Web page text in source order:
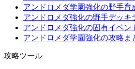
アンドロメダ学園強化の野手育
アンドロメダ強化の野手デッキ
アンドロメダ強化の固有イベン
アンドロメダ学園強化の攻略ま
攻略ツール